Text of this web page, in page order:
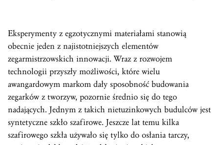
Eksperymenty z egzotycznymi materiałami stanowią
obecnie jeden z najistotniejszych elementów
zegarmistrzowskich innowacji. Wraz z rozwojem
technologii przyszły możliwości, które wielu
awangardowym markom dały sposobność budowania
zegarków z tworzyw, pozornie średnio się do tego
nadających. Jednym z takich nietuzinkowych budulców jest
syntetyczne szkło szafirowe. Jeszcze lat temu kilka
szafirowego szkła używało się tylko do osłania tarczy,